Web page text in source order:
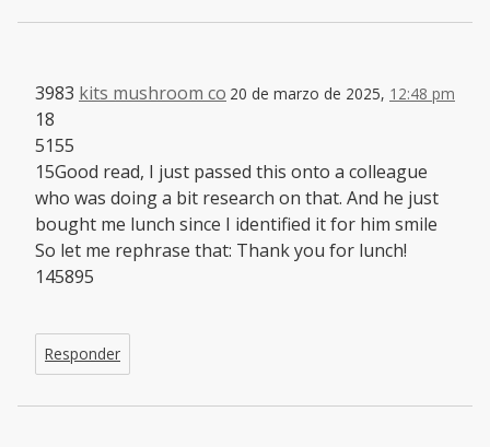
kits mushroom co 20 de marzo de 2025, 12:48 pm
3983
18
5155
15Good read, I just passed this onto a colleague
who was doing a bit research on that. And he just
bought me lunch since I identified it for him smile
So let me rephrase that: Thank you for lunch!
145895
Responder